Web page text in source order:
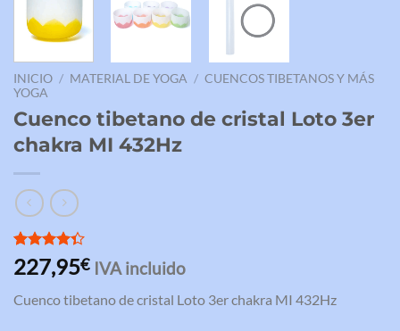
INICIO / MATERIAL DE YOGA / CUENCOS TIBETANOS Y MÁS
YOGA
Cuenco tibetano de cristal Loto 3er
chakra MI 432Hz
Valorado
con4.33
base a
3
227,95€ IVA incluido
Cuenco tibetano de cristal Loto 3er chakra MI 432Hz